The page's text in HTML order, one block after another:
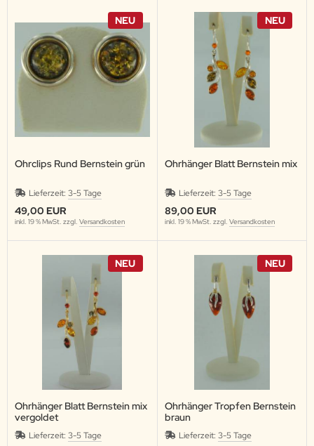
NEU
Ohrclips Rund Bernstein grün
Lieferzeit: 3-5 Tage
49,00 EUR
inkl. 19 % MwSt. zzgl. Versandkosten
NEU
Ohrhänger Blatt Bernstein mix
Lieferzeit: 3-5 Tage
89,00 EUR
inkl. 19 % MwSt. zzgl. Versandkosten
NEU
Ohrhänger Blatt Bernstein mix
vergoldet
Lieferzeit: 3-5 Tage
NEU
Ohrhänger Tropfen Bernstein
braun
Lieferzeit: 3-5 Tage